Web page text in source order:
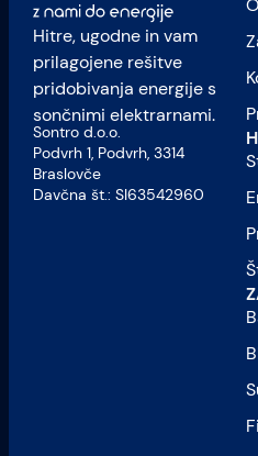
Hitre, ugodne in vam
prilagojene rešitve
pridobivanja energije s
sončnimi elektrarnami.
Sontro d.o.o.
Podvrh 1, Podvrh, 3314
Braslovče
Davčna št.: SI63542960